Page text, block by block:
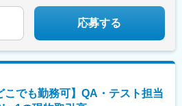
駅、西鉄柳川駅、羽犬塚駅、大牟田駅、唐津
駅、霊丘公園体育館駅、本諫早駅、大学病
駅、中佐世保駅、八代駅、三角駅、木葉
駅、宮地駅、大分駅、佐伯駅、中津駅(大分
別府駅(大分県)、鶴崎駅、延岡駅、西都城
林駅(宮崎県)、日向新富駅、川内駅(鹿児
駅、宮ケ浜駅、国分駅(鹿児島県)、出水
ろ駅、松風町駅、湯の川駅、五所川原駅、
加が難しい場合はリモートプログラムとな
神宮駅、磯原駅、勝田駅、新栃木駅、佐野
駅、新鹿沼駅、上今市駅、小山駅、真岡
金駅、館山駅、荻窪駅、西早稲田駅、鶯
区役所前駅、渋谷駅、経堂駅、昭島駅、
立川駅、京王八王子駅、東青梅駅、町田
政グループの安心感を手に入れませんか？
応募する
こでも勤務可】QA・テスト担当